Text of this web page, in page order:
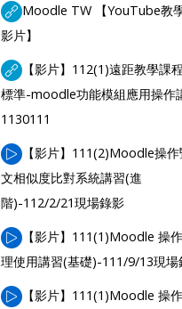
Moodle TW 【YouTube教
影片】
【影片】112(1)遠距教學課
標準-moodle功能模組應用操作
1130111
【影片】111(2)Moodle操作
文相似度比對系統講習(進
階)-112/2/21現場錄影URL
【影片】111(1)Moodle 操
理使用講習(基礎)-111/9/13現場
【影片】111(1)Moodle 操